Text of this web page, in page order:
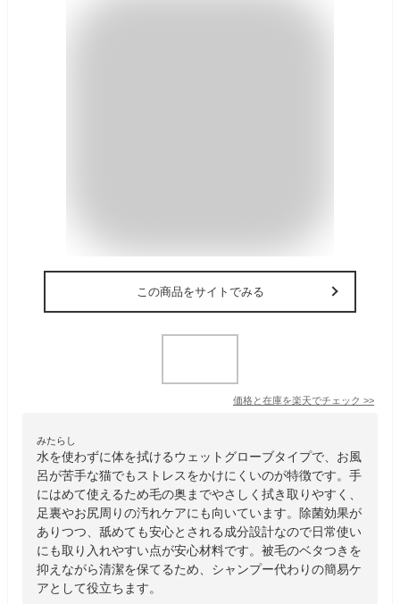
この商品をサイトでみる
価格と在庫を楽天でチェック >>
みたらし
水を使わずに体を拭けるウェットグローブタイプで、お風
呂が苦手な猫でもストレスをかけにくいのが特徴です。手
にはめて使えるため毛の奥までやさしく拭き取りやすく、
足裏やお尻周りの汚れケアにも向いています。除菌効果が
ありつつ、舐めても安心とされる成分設計なので日常使い
にも取り入れやすい点が安心材料です。被毛のベタつきを
抑えながら清潔を保てるため、シャンプー代わりの簡易ケ
アとして役立ちます。